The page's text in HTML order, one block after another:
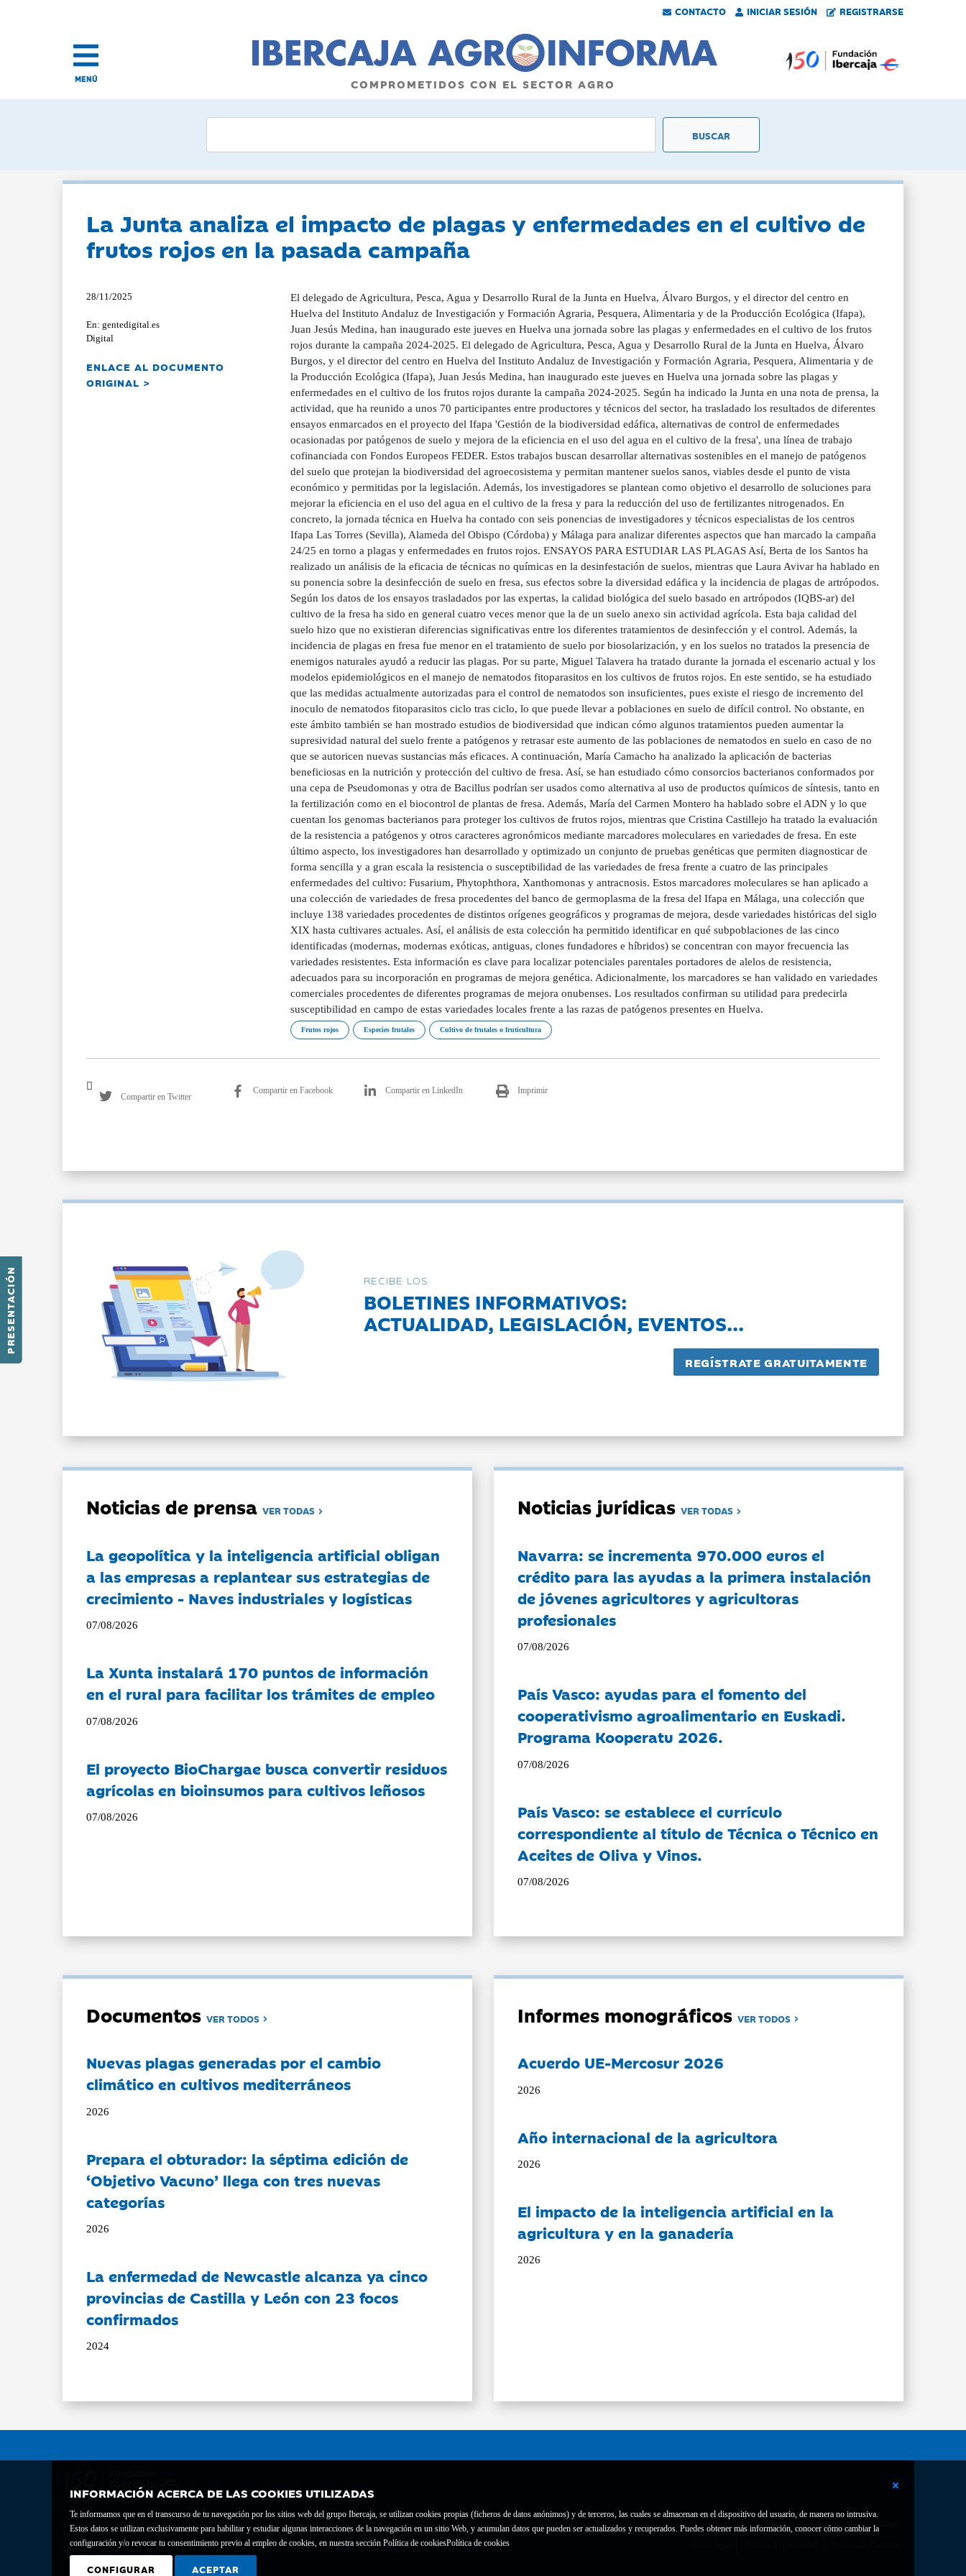
CONTACTO INICIAR SESIÓN REGISTRARSE
PRESENTACIÓN
MENÚ COMPROMETIDOS CON EL SECTOR AGRO
INFORMACIÓN ACERCA DE LAS COOKIES UTILIZADAS
Te informamos que en el transcurso de tu navegación por los sitios web del grupo Ibercaja, se utilizan cookies propias (ficheros de datos anónimos) y de terceros, las cuales se almacenan en el dispositivo del usuario, de manera no intrusiva.
Estos datos se utilizan exclusivamente para habilitar y estudiar algunas interacciones de la navegación en un sitio Web, y acumulan datos que pueden ser actualizados y recuperados. Puedes obtener más información, conocer cómo cambiar la
configuración y/o revocar tu consentimiento previo al empleo de cookies, en nuestra sección Política de cookiesPolítica de cookies
CONFIGURAR ACEPTAR
La Junta analiza el impacto de plagas y enfermedades en el cultivo de
frutos rojos en la pasada campaña
28/11/2025
En: gentedigital.es
Digital
ENLACE AL DOCUMENTO
ORIGINAL >
El delegado de Agricultura, Pesca, Agua y Desarrollo Rural de la Junta en Huelva, Álvaro Burgos, y el director del centro en
Huelva del Instituto Andaluz de Investigación y Formación Agraria, Pesquera, Alimentaria y de la Producción Ecológica (Ifapa),
Juan Jesús Medina, han inaugurado este jueves en Huelva una jornada sobre las plagas y enfermedades en el cultivo de los frutos
rojos durante la campaña 2024-2025. El delegado de Agricultura, Pesca, Agua y Desarrollo Rural de la Junta en Huelva, Álvaro
Burgos, y el director del centro en Huelva del Instituto Andaluz de Investigación y Formación Agraria, Pesquera, Alimentaria y de
la Producción Ecológica (Ifapa), Juan Jesús Medina, han inaugurado este jueves en Huelva una jornada sobre las plagas y
enfermedades en el cultivo de los frutos rojos durante la campaña 2024-2025. Según ha indicado la Junta en una nota de prensa, la
actividad, que ha reunido a unos 70 participantes entre productores y técnicos del sector, ha trasladado los resultados de diferentes
ensayos enmarcados en el proyecto del Ifapa 'Gestión de la biodiversidad edáfica, alternativas de control de enfermedades
ocasionadas por patógenos de suelo y mejora de la eficiencia en el uso del agua en el cultivo de la fresa', una línea de trabajo
cofinanciada con Fondos Europeos FEDER. Estos trabajos buscan desarrollar alternativas sostenibles en el manejo de patógenos
del suelo que protejan la biodiversidad del agroecosistema y permitan mantener suelos sanos, viables desde el punto de vista
económico y permitidas por la legislación. Además, los investigadores se plantean como objetivo el desarrollo de soluciones para
mejorar la eficiencia en el uso del agua en el cultivo de la fresa y para la reducción del uso de fertilizantes nitrogenados. En
concreto, la jornada técnica en Huelva ha contado con seis ponencias de investigadores y técnicos especialistas de los centros
Ifapa Las Torres (Sevilla), Alameda del Obispo (Córdoba) y Málaga para analizar diferentes aspectos que han marcado la campaña
24/25 en torno a plagas y enfermedades en frutos rojos. ENSAYOS PARA ESTUDIAR LAS PLAGAS Así, Berta de los Santos ha
realizado un análisis de la eficacia de técnicas no químicas en la desinfestación de suelos, mientras que Laura Avivar ha hablado en
su ponencia sobre la desinfección de suelo en fresa, sus efectos sobre la diversidad edáfica y la incidencia de plagas de artrópodos.
Según los datos de los ensayos trasladados por las expertas, la calidad biológica del suelo basado en artrópodos (IQBS-ar) del
cultivo de la fresa ha sido en general cuatro veces menor que la de un suelo anexo sin actividad agrícola. Esta baja calidad del
suelo hizo que no existieran diferencias significativas entre los diferentes tratamientos de desinfección y el control. Además, la
incidencia de plagas en fresa fue menor en el tratamiento de suelo por biosolarización, y en los suelos no tratados la presencia de
enemigos naturales ayudó a reducir las plagas. Por su parte, Miguel Talavera ha tratado durante la jornada el escenario actual y los
modelos epidemiológicos en el manejo de nematodos fitoparasitos en los cultivos de frutos rojos. En este sentido, se ha estudiado
que las medidas actualmente autorizadas para el control de nematodos son insuficientes, pues existe el riesgo de incremento del
inoculo de nematodos fitoparasitos ciclo tras ciclo, lo que puede llevar a poblaciones en suelo de difícil control. No obstante, en
este ámbito también se han mostrado estudios de biodiversidad que indican cómo algunos tratamientos pueden aumentar la
supresividad natural del suelo frente a patógenos y retrasar este aumento de las poblaciones de nematodos en suelo en caso de no
que se autoricen nuevas sustancias más eficaces. A continuación, María Camacho ha analizado la aplicación de bacterias
beneficiosas en la nutrición y protección del cultivo de fresa. Así, se han estudiado cómo consorcios bacterianos conformados por
una cepa de Pseudomonas y otra de Bacillus podrían ser usados como alternativa al uso de productos químicos de síntesis, tanto en
la fertilización como en el biocontrol de plantas de fresa. Además, María del Carmen Montero ha hablado sobre el ADN y lo que
cuentan los genomas bacterianos para proteger los cultivos de frutos rojos, mientras que Cristina Castillejo ha tratado la evaluación
de la resistencia a patógenos y otros caracteres agronómicos mediante marcadores moleculares en variedades de fresa. En este
último aspecto, los investigadores han desarrollado y optimizado un conjunto de pruebas genéticas que permiten diagnosticar de
forma sencilla y a gran escala la resistencia o susceptibilidad de las variedades de fresa frente a cuatro de las principales
enfermedades del cultivo: Fusarium, Phytophthora, Xanthomonas y antracnosis. Estos marcadores moleculares se han aplicado a
una colección de variedades de fresa procedentes del banco de germoplasma de la fresa del Ifapa en Málaga, una colección que
incluye 138 variedades procedentes de distintos orígenes geográficos y programas de mejora, desde variedades históricas del siglo
XIX hasta cultivares actuales. Así, el análisis de esta colección ha permitido identificar en qué subpoblaciones de las cinco
identificadas (modernas, modernas exóticas, antiguas, clones fundadores e híbridos) se concentran con mayor frecuencia las
variedades resistentes. Esta información es clave para localizar potenciales parentales portadores de alelos de resistencia,
adecuados para su incorporación en programas de mejora genética. Adicionalmente, los marcadores se han validado en variedades
comerciales procedentes de diferentes programas de mejora onubenses. Los resultados confirman su utilidad para predecirla
susceptibilidad en campo de estas variedades locales frente a las razas de patógenos presentes en Huelva.
Frutos rojos Especies frutales Cultivo de frutales o fruticultura
Compartir en Twitter
Compartir en Facebook Compartir en LinkedIn Imprimir
RECIBE LOS
BOLETINES INFORMATIVOS:
ACTUALIDAD, LEGISLACIÓN, EVENTOS...
Noticias de prensaVER TODAS
La geopolítica y la inteligencia artificial obligan
a las empresas a replantear sus estrategias de
crecimiento - Naves industriales y logísticas
07/08/2026
La Xunta instalará 170 puntos de información
en el rural para facilitar los trámites de empleo
07/08/2026
El proyecto BioChargae busca convertir residuos
agrícolas en bioinsumos para cultivos leñosos
07/08/2026
Noticias jurídicasVER TODAS
Navarra: se incrementa 970.000 euros el
crédito para las ayudas a la primera instalación
de jóvenes agricultores y agricultoras
profesionales
07/08/2026
País Vasco: ayudas para el fomento del
cooperativismo agroalimentario en Euskadi.
Programa Kooperatu 2026.
07/08/2026
País Vasco: se establece el currículo
correspondiente al título de Técnica o Técnico en
Aceites de Oliva y Vinos.
07/08/2026
DocumentosVER TODOS
Nuevas plagas generadas por el cambio
climático en cultivos mediterráneos
2026
Prepara el obturador: la séptima edición de
‘Objetivo Vacuno’ llega con tres nuevas
categorías
2026
La enfermedad de Newcastle alcanza ya cinco
provincias de Castilla y León con 23 focos
confirmados
2024
Informes monográficosVER TODOS
Acuerdo UE-Mercosur 2026
2026
Año internacional de la agricultora
2026
El impacto de la inteligencia artificial en la
agricultura y en la ganadería
2026
Fundación Bancaria Ibercaja C.I.F. G-50000652.
Inscrita en el Registro de Fundaciones del Mº de Educación, Cultura y Deporte con el nº 1689.
Domicilio social: Joaquín Costa, 13. 50001 Zaragoza.
Contacto Declaración de accesibilidad